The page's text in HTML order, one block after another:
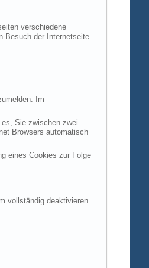
verschiedene
Besuch der Internetseite
Im
Sie zwischen zwei
Browsers automatisch
eines Cookies zur Folge
vollständig deaktivieren.